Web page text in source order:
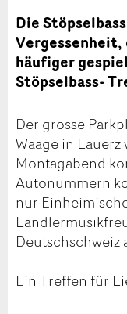
Die
Vergessenheit,
häufiger
Stöpselbass-
Der grosse
Waage in
Montagabend
Autonummern
nur
Deutschschweiz
Ein Treffen für